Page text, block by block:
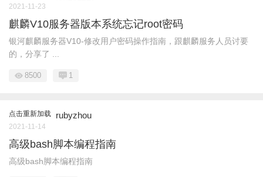
2021-11-23
麒麟V10服务器版本系统忘记root密码
银河麒麟服务器V10-修改用户密码操作指南，跟麒麟服务人员讨要
的，分享了 ...
8500 1
点击重新加载 rubyzhou
2021-11-14
高级bash脚本编程指南
高级bash脚本编程指南